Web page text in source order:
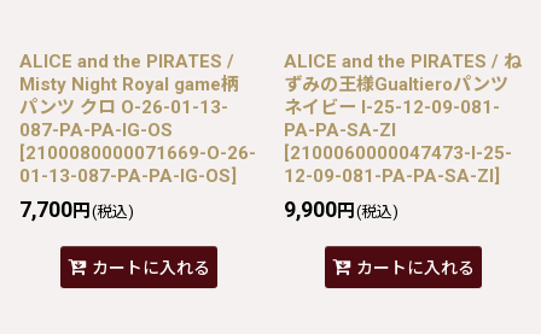
ALICE and the PIRATES /
Misty Night Royal game柄
パンツ クロ O-26-01-13-
087-PA-PA-IG-OS
[2100080000071669-O-26-
01-13-087-PA-PA-IG-OS]
7,700円 (税込)
カートに入れる
ALICE and the PIRATES / ね
ずみの王様Gualtieroパンツ
ネイビー I-25-12-09-081-
PA-PA-SA-ZI
[2100060000047473-I-25-
12-09-081-PA-PA-SA-ZI]
9,900円 (税込)
カートに入れる